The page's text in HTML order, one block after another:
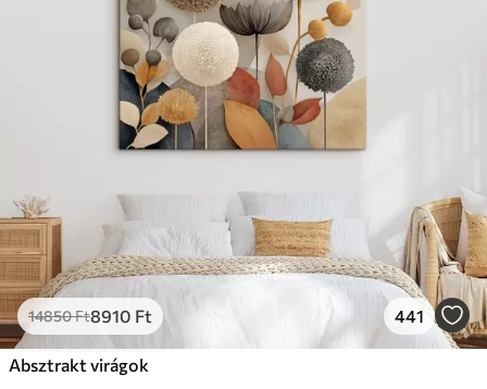
14850Ft8910 Ft 441
Absztrakt virágok